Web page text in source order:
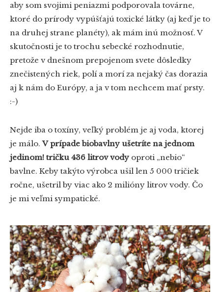
aby som svojimi peniazmi podporovala továrne,
ktoré do prírody vypúšťajú toxické látky (aj keď je to
na druhej strane planéty), ak mám inú možnosť. V
skutočnosti je to trochu sebecké rozhodnutie,
pretože v dnešnom prepojenom svete dôsledky
znečistených riek, polí a morí za nejaký čas dorazia
aj k nám do Európy, a ja v tom nechcem mať prsty.
:-)
Nejde iba o toxíny, veľký problém je aj voda, ktorej
je málo.V prípade biobavlny ušetríte na jednom
jedinom! tričku 436 litrov vody oproti „nebio“
bavlne. Keby takýto výrobca ušil len 5 000 tričiek
ročne, ušetril by viac ako 2 milióny litrov vody. Čo
je mi veľmi sympatické.